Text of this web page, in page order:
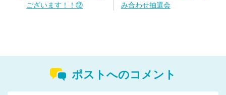
ございます！！⑫
み合わせ抽選会
ポストへのコメント